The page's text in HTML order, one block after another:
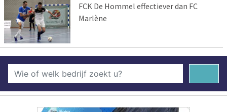
FCK De Hommel effectiever dan FC
Marlène